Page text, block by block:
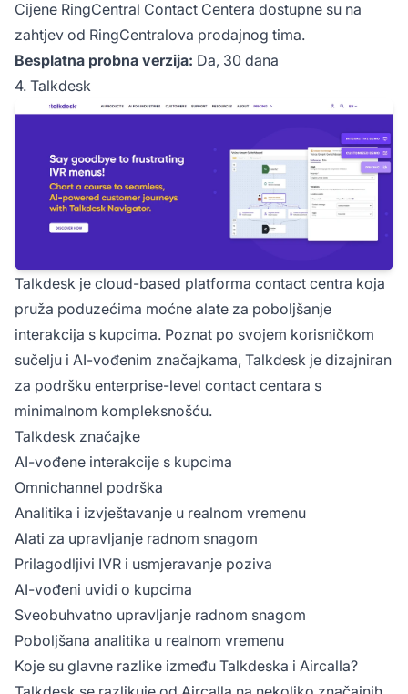
Cijene RingCentral Contact Centera dostupne su na
zahtjev od RingCentralova prodajnog tima.
Besplatna probna verzija: Da, 30 dana
4. Talkdesk
Talkdesk je cloud-based platforma contact centra koja
pruža poduzećima moćne alate za poboljšanje
interakcija s kupcima. Poznat po svojem korisničkom
sučelju i AI-vođenim značajkama, Talkdesk je dizajniran
za podršku enterprise-level contact centara s
minimalnom kompleksnošću.
Talkdesk značajke
AI-vođene interakcije s kupcima
Omnichannel podrška
Analitika i izvještavanje u realnom vremenu
Alati za upravljanje radnom snagom
Prilagodljivi IVR i usmjeravanje poziva
AI-vođeni uvidi o kupcima
Sveobuhvatno upravljanje radnom snagom
Poboljšana analitika u realnom vremenu
Koje su glavne razlike između Talkdeska i Aircalla?